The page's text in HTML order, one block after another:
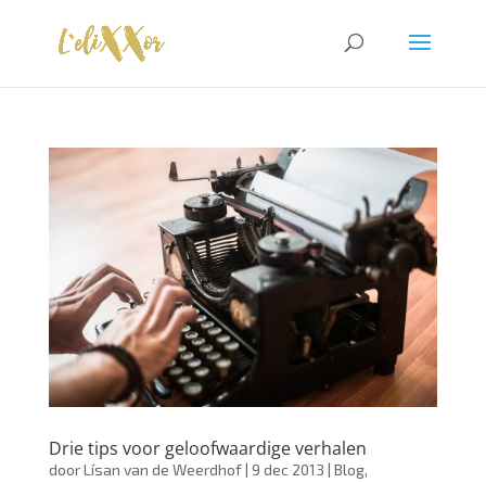
Drie tips voor geloofwaardige verhalen
doorLísan van de Weerdhof| 9 dec 2013 | Blog,